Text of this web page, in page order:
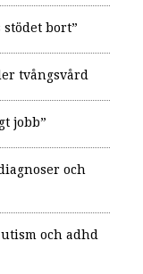
stödet bort”
tvångsvård
jobb”
och
och adhd